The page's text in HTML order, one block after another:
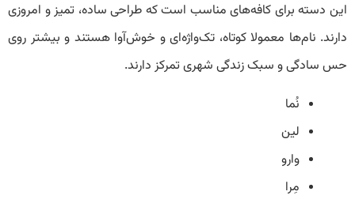
این دسته برای کافه‌های مناسب است که طراحی‌ ساده، تمیز و امروزی
دارند. نام‌ها معمولا کوتاه، تک‌واژه‌ای و خوش‌آوا هستند و بیشتر روی
حس سادگی و سبک زندگی شهری تمرکز دارند.
نُما
لین
وارو
مِرا